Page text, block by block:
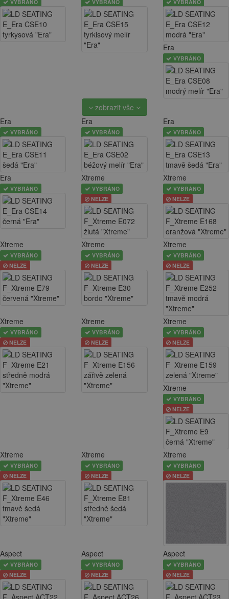
VYBRÁNO VYBRÁNO VYBRÁNO
Era
VYBRÁNO
zobrazit vše
Era
VYBRÁNO
Era
VYBRÁNO
Era
VYBRÁNO
Era
VYBRÁNO
Xtreme
VYBRÁNO
NELZE
Xtreme
VYBRÁNO
NELZE
Xtreme
VYBRÁNO
NELZE
Xtreme
VYBRÁNO
NELZE
Xtreme
VYBRÁNO
NELZE
Xtreme
VYBRÁNO
NELZE
Xtreme
VYBRÁNO
NELZE
Xtreme
VYBRÁNO
NELZE
Xtreme
VYBRÁNO
NELZE
Xtreme
VYBRÁNO
NELZE
Xtreme
VYBRÁNO
NELZE
Xtreme
VYBRÁNO
NELZE
Aspect
VYBRÁNO
NELZE
Aspect
VYBRÁNO
NELZE
Aspect
VYBRÁNO
NELZE